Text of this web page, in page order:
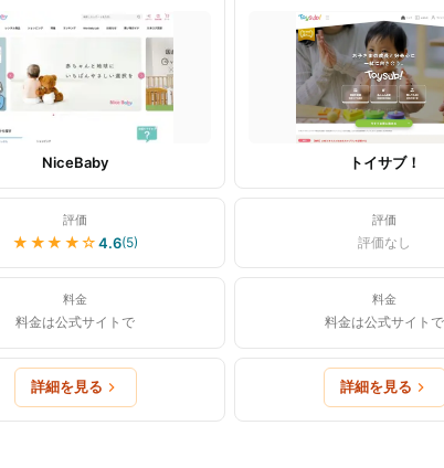
NiceBaby トイサブ！
評価
★★★★☆4.6(5)
評価
評価なし
料金
料金は公式サイトで
料金
料金は公式サイトで
詳細を見る 詳細を見る